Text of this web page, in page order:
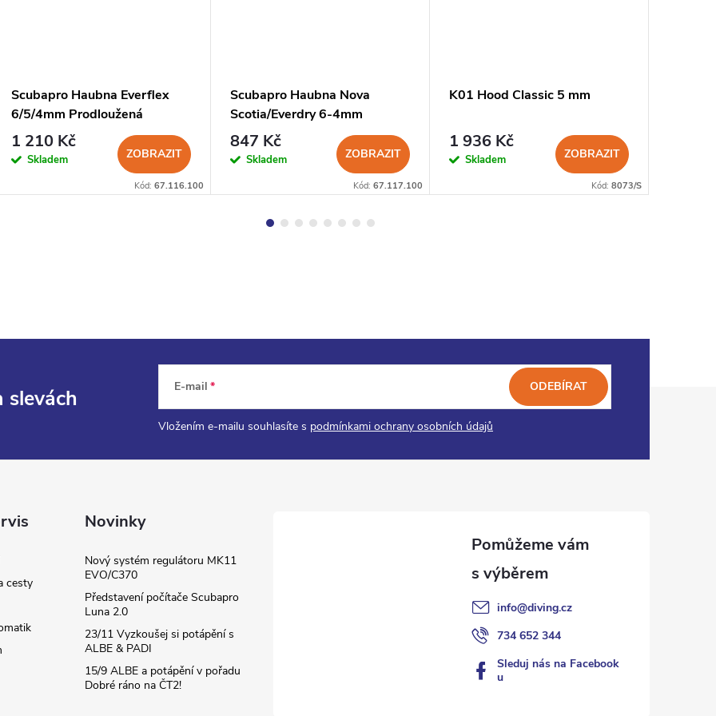
Scubapro Haubna Everflex
6/5/4mm Prodloužená
1 210 Kč
Skladem ZOBRAZIT
Kód: 67.116.100
Scubapro Haubna Nova
Scotia/Everdry 6-4mm
847 Kč
Skladem ZOBRAZIT
Kód: 67.117.100
K01 Hood Classic 5 mm
1 936 Kč
Skladem ZOBRAZIT
Kód: 8073/S
slevách E-mail
Vložením e-mailu souhlasíte s podmínkami ochrany osobních údajů
ODEBÍRAT
cesty
Novinky
Nový systém regulátoru MK11
EVO/C370
Představení počítače Scubapro
Luna 2.0
23/11 Vyzkoušej si potápění s
ALBE & PADI
15/9 ALBE a potápění v pořadu
Dobré ráno na ČT2!
info@diving.cz
734 652 344
Sleduj nás na Facebook
u